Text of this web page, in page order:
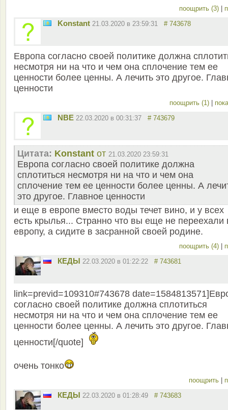
поощрить (3)
Konstant 21.03.2020 в 23:59:31 # 743678
Европа согласно своей политике должна
несмотря ни на что и чем она сплочение тем ее
ценности более ценны. А лечить это другое.
ценности
поощрить (1)
NBE 22.03.2020 в 00:31:37 # 743679
Цитата: Konstant от 21.03.2020 23:59:31
Европа согласно своей политике должна
сплотиться несмотря ни на что и чем она
сплочение тем ее ценности более ценны. А
это другое. Главное ценности
и еще в европе вместо воды течет вино, и у всех
есть крылья... Странно что вы еще не переехали
европу, а сидите в засранной своей родине.
поощрить (4)
КЕДЫ 22.03.2020 в 01:22:22 # 743681
link=previd=109310#743678
согласно своей политике должна сплотиться
несмотря ни на что и чем она сплочение тем ее
ценности более ценны. А лечить это другое.
ценности[/quote]
очень тонко
поощрить
КЕДЫ 22.03.2020 в 01:28:49 # 743683